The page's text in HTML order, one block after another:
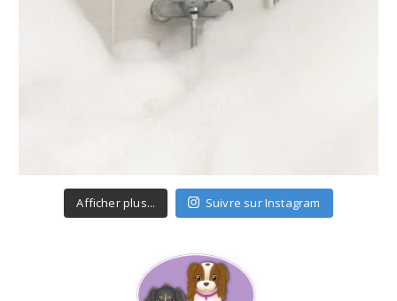
Afficher plus... Suivre sur Instagram